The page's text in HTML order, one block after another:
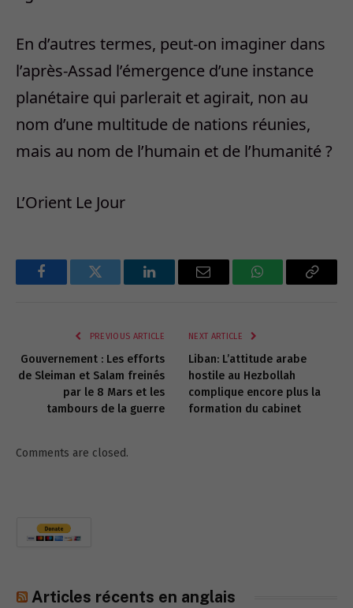
En d’autres termes, peut-on imaginer dans
l’après-Assad l’émergence d’une instance
planétaire qui parlerait et agirait, non au
nom d’une multitude de nations réunies,
mais au nom de l’humain et de l’humanité ?
L’Orient Le Jour
FacebookTwitter LinkedInEmail WhatsAppCopy
PREVIOUS ARTICLE
Gouvernement : Les efforts
de Sleiman et Salam freinés
par le 8 Mars et les
tambours de la guerre
NEXT ARTICLE
Liban: L’attitude arabe
hostile au Hezbollah
complique encore plus la
formation du cabinet
Comments are closed.
Articles récents en anglais